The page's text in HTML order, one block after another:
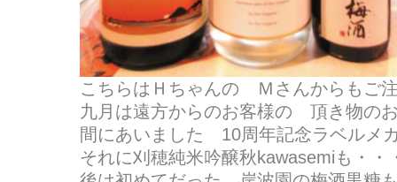
こちらはＨちゃんの Ｍさんからもご
九月は遠方からのお客様の 頂き物の
間にあいました 10周年記念ラベルメ
それに刈穂純米吟醸秋kawasemiも・・